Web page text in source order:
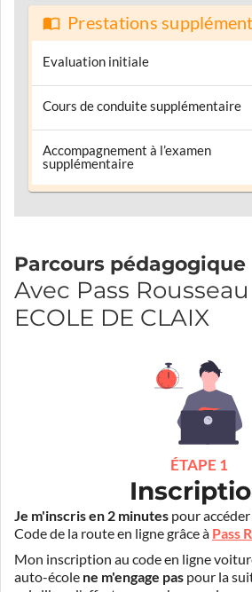
Prestations
Evaluation initiale
Cours de conduite supplémentaire
Accompagnement à l’examen
supplémentaire
Parcours pédagogique
Avec Pass
ECOLE DE CLAIX
ÉTAPE 1
Je m'inscris en 2 minutes pour
Code de la route en ligne grâce à Pass
Mon inscription au code en ligne
auto-école ne m'engage pas pour la